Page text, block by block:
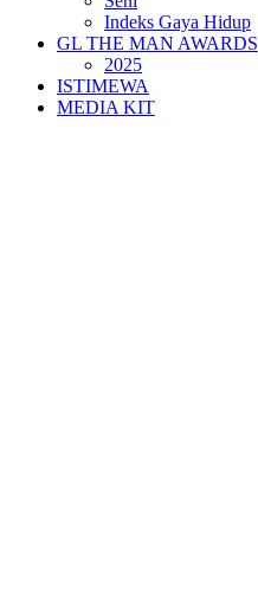
Indeks Gaya Hidup
GL THE MAN AWARDS
2025
ISTIMEWA
MEDIA KIT